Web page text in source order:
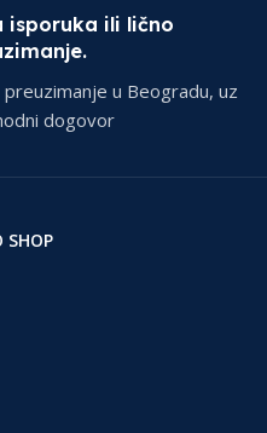
isporuka ili lično
preuzimanje u Beogradu, uz
dogovor
SHOP